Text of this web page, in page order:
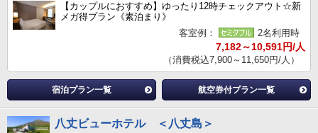
【カップルにおすすめ】ゆったり12時チェックアウト☆新
メガ得プラン《素泊まり》
客室例：
2名利用時
7,182～10,591円/人
（消費税込7,900～11,650円/人）
宿泊プラン一覧 航空券付プラン一覧
八丈ビューホテル ＜八丈島＞